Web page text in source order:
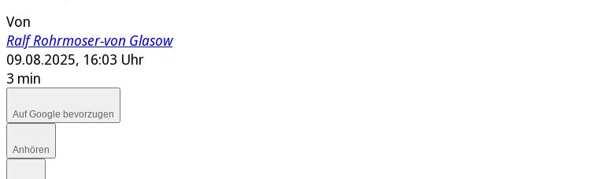
Von
Ralf Rohrmoser-von Glasow
09.08.2025, 16:03 Uhr
3 min
Auf Google bevorzugen
Anhören